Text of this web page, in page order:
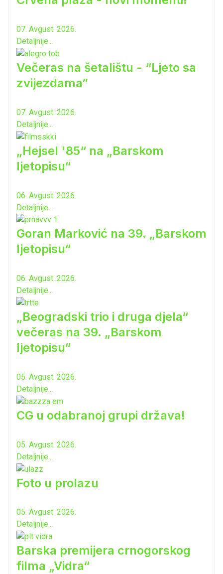
07. Avgust. 2026.
Detaljnije...
Večeras na šetalištu - “Ljeto sa
zvijezdama”
07. Avgust. 2026.
Detaljnije...
„Hejsel '85“ na „Barskom
ljetopisu“
06. Avgust. 2026.
Detaljnije...
Goran Marković na 39. „Barskom
ljetopisu“
06. Avgust. 2026.
Detaljnije...
„Beogradski trio i druga djela“
večeras na 39. „Barskom
ljetopisu“
05. Avgust. 2026.
Detaljnije...
CG u odabranoj grupi država!
05. Avgust. 2026.
Detaljnije...
Foto u prolazu
05. Avgust. 2026.
Detaljnije...
Barska premijera crnogorskog
filma „Vidra“